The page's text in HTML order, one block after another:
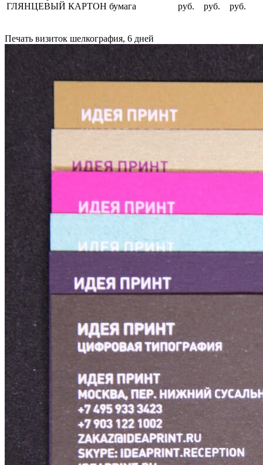
ГЛЯНЦЕВЫЙ КАРТОН бумага
руб.
руб.
руб.
Печать визиток шелкография, 6 дней